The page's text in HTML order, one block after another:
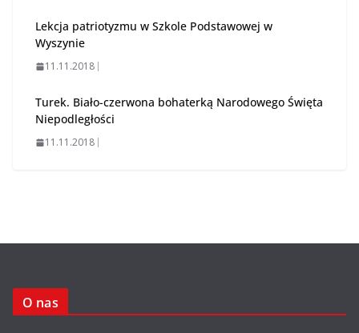
Lekcja patriotyzmu w Szkole Podstawowej w
Wyszynie
11.11.2018
Turek. Biało-czerwona bohaterką Narodowego Święta
Niepodległości
11.11.2018
O nas